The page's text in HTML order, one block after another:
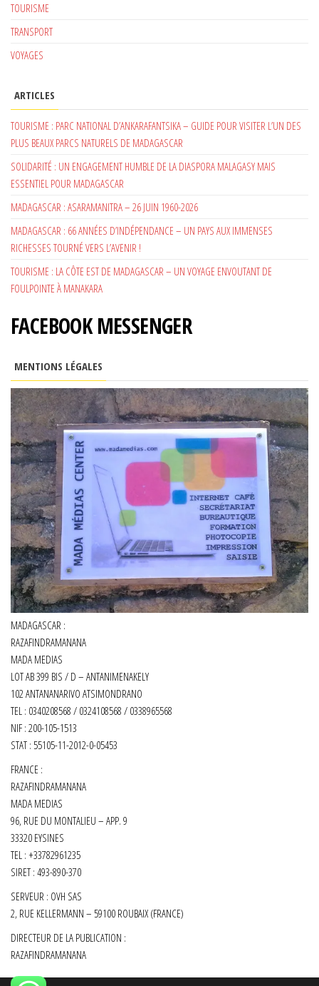
TOURISME
TRANSPORT
VOYAGES
ARTICLES
TOURISME : PARC NATIONAL D’ANKARAFANTSIKA – GUIDE POUR VISITER L’UN DES
PLUS BEAUX PARCS NATURELS DE MADAGASCAR
SOLIDARITÉ : UN ENGAGEMENT HUMBLE DE LA DIASPORA MALAGASY MAIS
ESSENTIEL POUR MADAGASCAR
MADAGASCAR : ASARAMANITRA – 26 JUIN 1960-2026
MADAGASCAR : 66 ANNÉES D’INDÉPENDANCE – UN PAYS AUX IMMENSES
RICHESSES TOURNÉ VERS L’AVENIR !
TOURISME : LA CÔTE EST DE MADAGASCAR – UN VOYAGE ENVOUTANT DE
FOULPOINTE À MANAKARA
FACEBOOK MESSENGER
MENTIONS LÉGALES
MADAGASCAR :
RAZAFINDRAMANANA
MADA MEDIAS
LOT AB 399 BIS / D – ANTANIMENAKELY
102 ANTANANARIVO ATSIMONDRANO
TEL : 0340208568 / 0324108568 / 0338965568
NIF : 200-105-1513
STAT : 55105-11-2012-0-05453
FRANCE :
RAZAFINDRAMANANA
MADA MEDIAS
96, RUE DU MONTALIEU – APP. 9
33320 EYSINES
TEL : +33782961235
SIRET : 493-890-370
SERVEUR : OVH SAS
2, RUE KELLERMANN – 59100 ROUBAIX (FRANCE)
DIRECTEUR DE LA PUBLICATION :
RAZAFINDRAMANANA